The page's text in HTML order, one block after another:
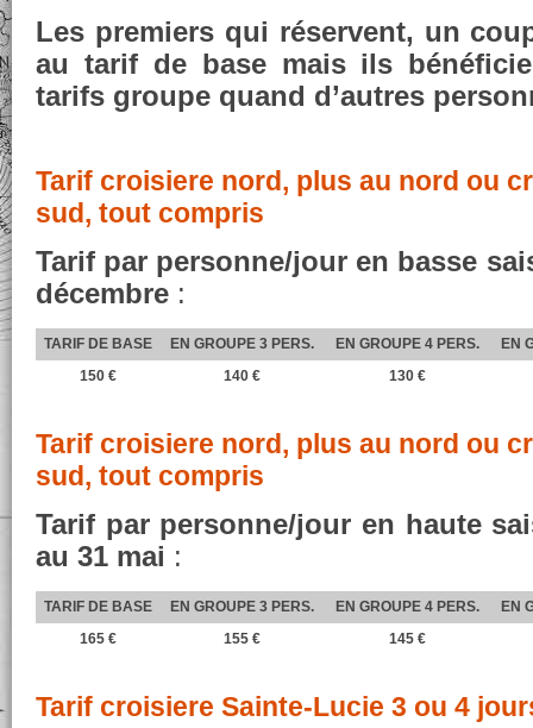
Les premiers qui réservent, un
au tarif de base mais ils
tarifs groupe quand d’autres
Tarif croisiere nord, plus au nord ou
sud, tout compris
Tarif par personne/jour en basse
décembre :
TARIF DE BASE EN GROUPE 3 PERS. EN GROUPE 4 PERS.
EN
150 €
140 € 130 €
Tarif croisiere nord, plus au nord ou
sud, tout compris
Tarif par personne/jour en haute
au 31 mai :
TARIF DE BASE EN GROUPE 3 PERS. EN GROUPE 4 PERS.
EN
165 €
155 € 145 €
Tarif croisiere Sainte-Lucie 3 ou 4